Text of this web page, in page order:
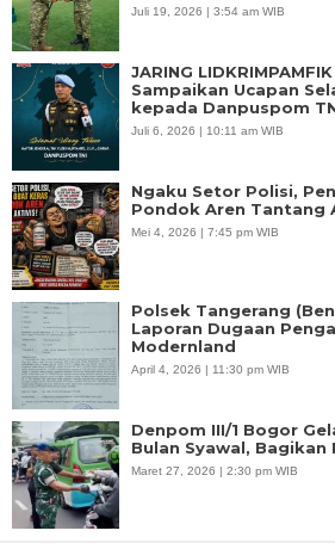
Juli 19, 2026 | 3:54 am WIB
JARING
Sampaikan Ucapan
kepada Danpuspom
Juli 6, 2026 | 10:11 am WIB
Ngaku Setor Polisi,
Pondok Aren Tantang
Mei 4, 2026 | 7:45 pm WIB
Polsek Tangerang
Laporan Dugaan
Modernland
April 4, 2026 | 11:30 pm WIB
Denpom III/1 Bogor
Bulan Syawal, Bagikan
Maret 27, 2026 | 2:30 pm WIB